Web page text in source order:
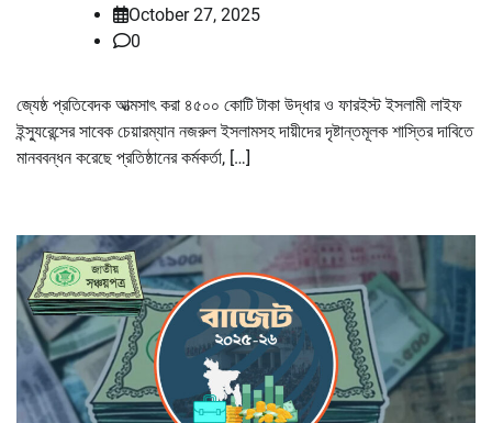
October 27, 2025
0
জ্যেষ্ঠ প্রতিবেদক আত্মসাৎ করা ৪৫০০ কোটি টাকা উদ্ধার ও ফারইস্ট ইসলামী লাইফ
ইন্স্যুরেন্সের সাবেক চেয়ারম্যান নজরুল ইসলামসহ দায়ীদের দৃষ্টান্তমূলক শাস্তির দাবিতে
মানববন্ধন করেছে প্রতিষ্ঠানের কর্মকর্তা, […]